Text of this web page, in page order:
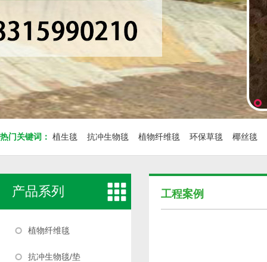
热门关键词： 植生毯 抗冲生物毯 植物纤维毯 环保草毯 椰丝毯
产品系列
植物纤维毯
抗冲生物毯/垫
工程案例